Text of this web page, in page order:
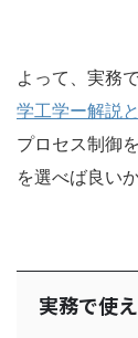
よって、実務
学工学ー解説
プロセス制御
を選べば良い
実務で使